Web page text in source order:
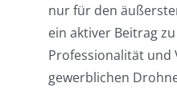
nur für den
ein aktiver Beitrag
Professionalität und
gewerblichen